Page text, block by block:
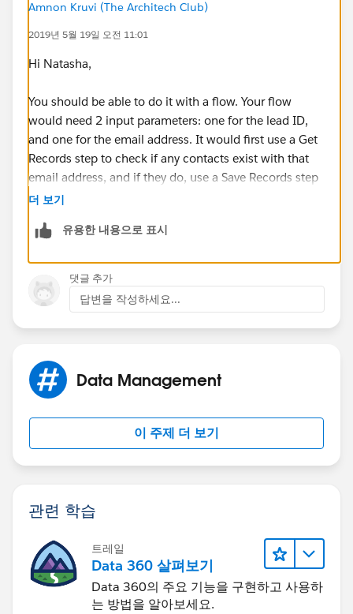
Amnon Kruvi (The Architech Club)
2019년 5월 19일 오전 11:01
Hi Natasha,
You should be able to do it with a flow. Your flow
would need 2 input parameters: one for the lead ID,
and one for the email address. It would first use a Get
Records step to check if any contacts exist with that
email address, and if they do, use a Save Records step
to update the status of the lead using the lead ID
whenever a lead is created using process builder.
더 보기
유용한 내용으로 표시
댓글 추가
답변을 작성하세요...
Data Management
이 주제 더 보기
관련 학습
트레일
Data 360 살펴보기
Data 360의 주요 기능을 구현하고 사용하
는 방법을 알아보세요.